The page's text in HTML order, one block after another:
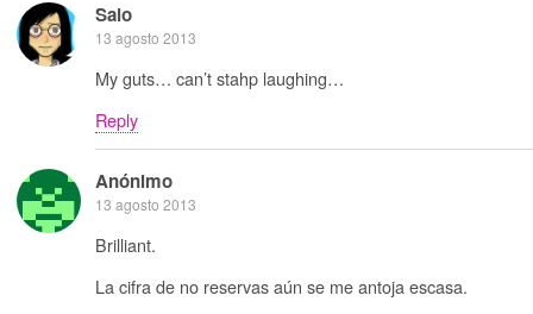
Saio
13 agosto 2013
My guts… can’t stahp laughing…
Reply
Anónimo
13 agosto 2013
Brilliant.
La cifra de no reservas aún se me antoja escasa.